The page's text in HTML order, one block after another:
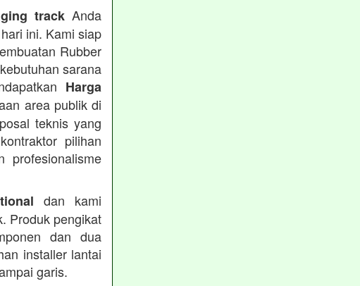
trackAnda
ini. Kami siap
Rubber
sarana
Harga
area publik di
teknis yang
pilihan
profesionalisme
dan kami
Produk pengikat
dan dua
installer lantai
garis.